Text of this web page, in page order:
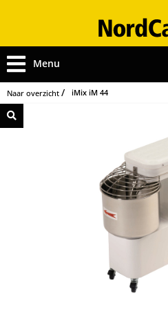
Menu
Naar overzicht iMix iM 44